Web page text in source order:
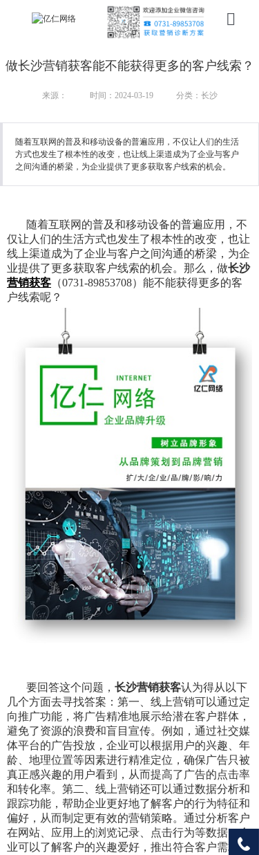
服务
行业
资讯
做长沙营销获客能不能获得更多的客户线索？
来源： 时间：2024-03-19 分类：长沙
随着互联网的普及和移动设备的普遍应用，不仅让人们的生活
方式也发生了根本性的改变，也让线上渠道成为了企业与客户
之间沟通的桥梁，为企业提供了更多获取客户线索的机会。
随着互联网的普及和移动设备的普遍应用，不
仅让人们的生活方式也发生了根本性的改变，也让
线上渠道成为了企业与客户之间沟通的桥梁，为企
业提供了更多获取客户线索的机会。那么，做长沙
营销获客 （0731-89853708）能不能获得更多的客
户线索呢？
要回答这个问题， 长沙营销获客认为得从以下
几个方面去寻找答案：第一、线上营销可以通过定
向推广功能，将广告精准地展示给潜在客户群体，
避免了资源的浪费和盲目宣传。例如，通过社交媒
体平台的广告投放，企业可以根据用户的兴趣、年
龄、地理位置等因素进行精准定位，确保广告只被
真正感兴趣的用户看到，从而提高了广告的点击率
和转化率。第二、线上营销还可以通过数据分析和
跟踪功能，帮助企业更好地了解客户的行为特征和
偏好，从而制定更有效的营销策略。通过分析客户
在网站、应用上的浏览记录、点击行为等数据，企
业可以了解客户的兴趣爱好，推出符合客户需求的